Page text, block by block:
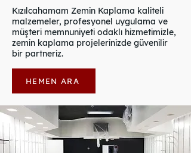
Kızılcahamam Zemin Kaplama kaliteli
malzemeler, profesyonel uygulama ve
müşteri memnuniyeti odaklı hizmetimizle,
zemin kaplama projelerinizde güvenilir
bir partneriz.
HEMEN ARA